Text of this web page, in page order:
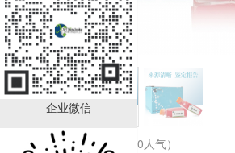
企业微信
收藏商品（0人气）